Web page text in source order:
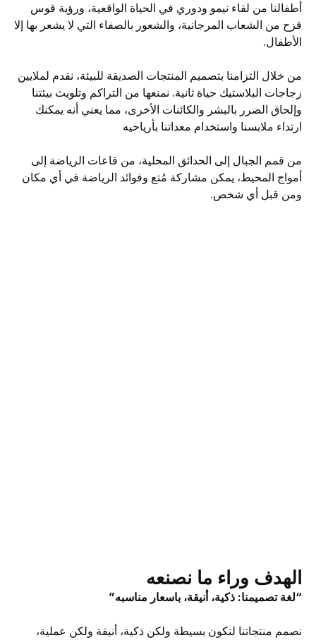
أطفالنا من لقاء نيمو ودوري في الحياة الواقعية، ورؤية قوس
قزح من الشعاب المرجانية، والشعور بالصفاء التي لا يشعر بها إلا
الأطفال.
من خلال التزامنا بتصميم المنتجات الصديقة للبيئة، نقدم لملايين
زجاجات البلاستيك حياة ثانية. نمنعها من التراكم وتلويث بيئتنا
وإلحاق الضرر بالبشر والكائنات الأخرى، مما يعني أنه يمكنك
ارتداء ملابسنا واستخدام معداتنا بأرياحيه
من قمم الجبال إلى الحدائق المحلية، من قاعات الرياضة إلى
أمواج المحيط، يمكن مشاركة مُتع وفوائد الرياضة في أي مكان
ومن قبل أي شخص.
الهدف وراء ما نصنعه
“لغة تصميمنا: ذكية، أنيقة، باسعار مناسبه”
نصمم منتجاتنا لتكون بسيطة ولكن ذكية، أنيقة ولكن عملية،